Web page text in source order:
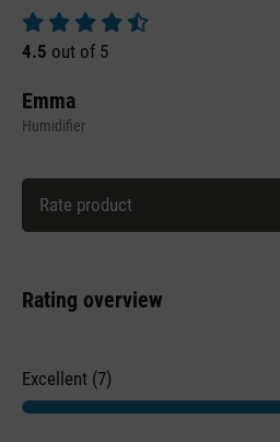
Average rating of 4.5 out of 5 stars
4.5 out of 5
Emma
Humidifier
Rate product
Rating overview
Excellent (7)